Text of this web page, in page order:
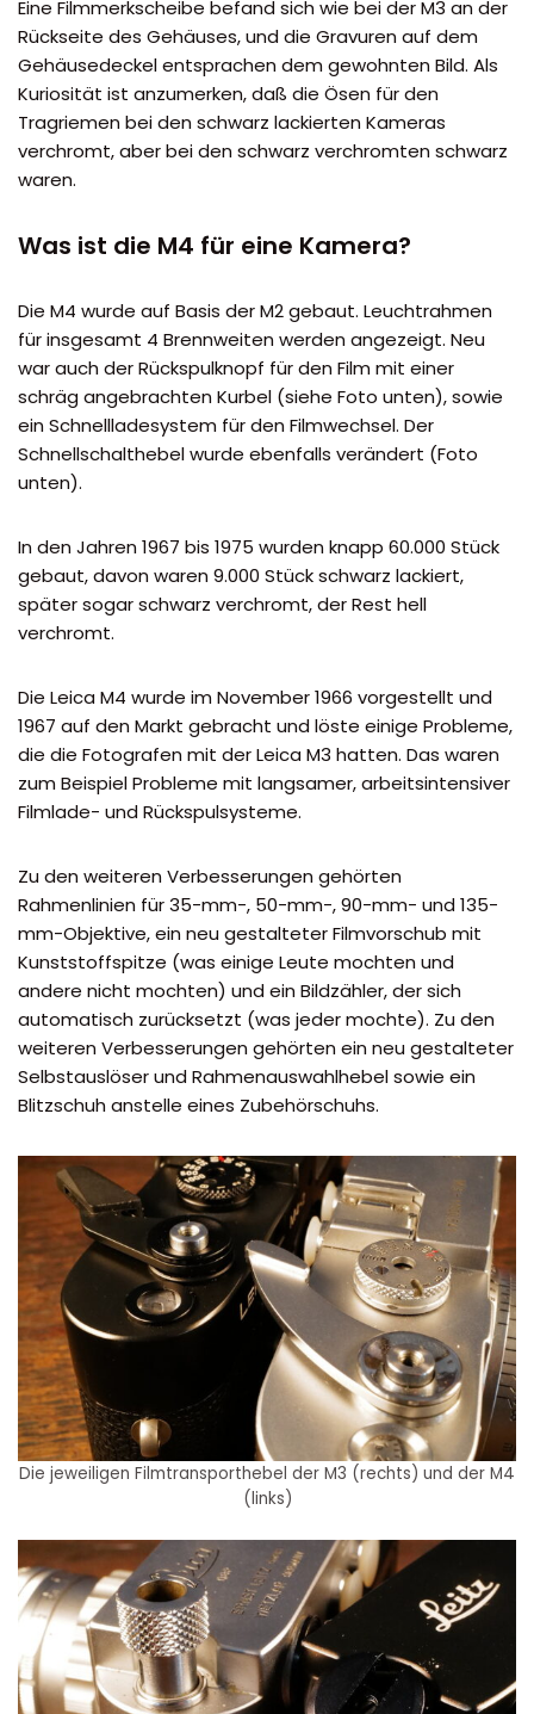
Eine Filmmerkscheibe befand sich wie bei der M3 an der
Rückseite des Gehäuses, und die Gravuren auf dem
Gehäusedeckel entsprachen dem gewohnten Bild. Als
Kuriosität ist anzumerken, daß die Ösen für den
Tragriemen bei den schwarz lackierten Kameras
verchromt, aber bei den schwarz verchromten schwarz
waren.
Was ist die M4 für eine Kamera?
Die M4 wurde auf Basis der M2 gebaut. Leuchtrahmen
für insgesamt 4 Brennweiten werden angezeigt. Neu
war auch der Rückspulknopf für den Film mit einer
schräg angebrachten Kurbel (siehe Foto unten), sowie
ein Schnellladesystem für den Filmwechsel. Der
Schnellschalthebel wurde ebenfalls verändert (Foto
unten).
In den Jahren 1967 bis 1975 wurden knapp 60.000 Stück
gebaut, davon waren 9.000 Stück schwarz lackiert,
später sogar schwarz verchromt, der Rest hell
verchromt.
Die Leica M4 wurde im November 1966 vorgestellt und
1967 auf den Markt gebracht und löste einige Probleme,
die die Fotografen mit der Leica M3 hatten. Das waren
zum Beispiel Probleme mit langsamer, arbeitsintensiver
Filmlade- und Rückspulsysteme.
Zu den weiteren Verbesserungen gehörten
Rahmenlinien für 35-mm-, 50-mm-, 90-mm- und 135-
mm-Objektive, ein neu gestalteter Filmvorschub mit
Kunststoffspitze (was einige Leute mochten und
andere nicht mochten) und ein Bildzähler, der sich
automatisch zurücksetzt (was jeder mochte). Zu den
weiteren Verbesserungen gehörten ein neu gestalteter
Selbstauslöser und Rahmenauswahlhebel sowie ein
Blitzschuh anstelle eines Zubehörschuhs.
Die jeweiligen Filmtransporthebel der M3 (rechts) und der M4
(links)